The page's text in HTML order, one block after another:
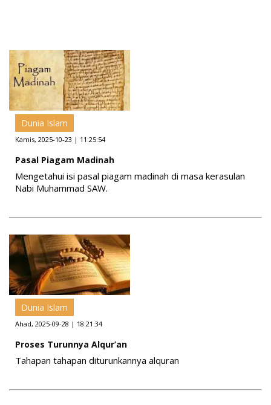
Dunia Islam
Kamis, 2025-10-23 | 11:25:54
Pasal Piagam Madinah
Mengetahui isi pasal piagam madinah di masa kerasulan
Nabi Muhammad SAW.
Dunia Islam
Ahad, 2025-09-28 | 18:21:34
Proses Turunnya Alqur’an
Tahapan tahapan diturunkannya alquran